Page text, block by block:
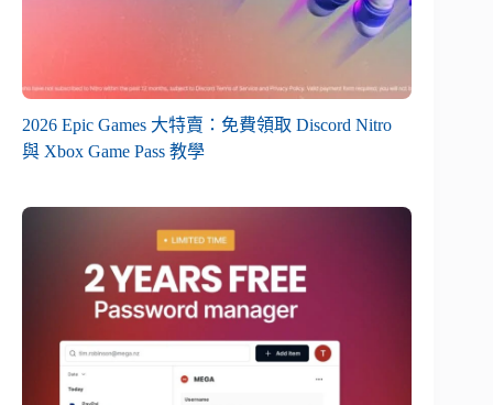
2026 Epic Games 大特賣：免費領取 Discord Nitro
與 Xbox Game Pass 教學